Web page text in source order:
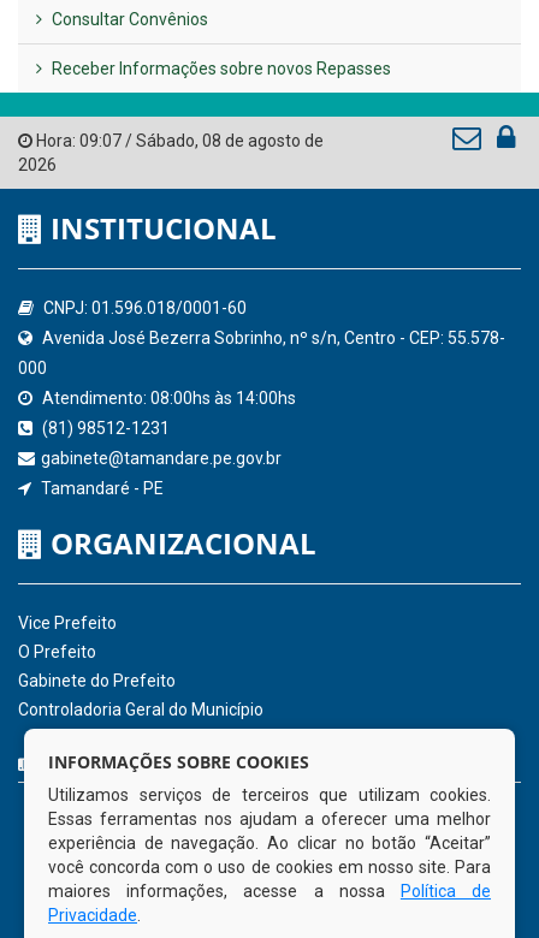
AMUPE
Governo de Pernambuco
Tribunal de Contas do Estado de Pernambuco
Ministério Público do Estado de Pernambuco
Controladoria-Geral da União
Confederação Nacional de Municípios - CNM
QEdu
Consultar Convênios
Receber Informações sobre novos Repasses
Hora:09:07/ Sábado, 08 de agosto de
2026
INSTITUCIONAL
CNPJ: 01.596.018/0001-60
000
Atendimento: 08:00hs às 14:00hs
(81) 98512-1231
gabinete@tamandare.pe.gov.br
Tamandaré - PE
INFORMAÇÕES SOBRE COOKIES
Utilizamos serviços de terceiros que utilizam cookies.
Essas ferramentas nos ajudam a oferecer uma melhor
experiência de navegação. Ao clicar no botão “Aceitar”
você concorda com o uso de cookies em nosso site. Para
maiores informações, acesse a nossa
Política de
Privacidade